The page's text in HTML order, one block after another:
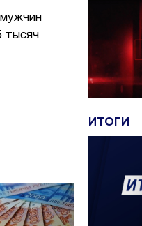
тысяч
ИТОГИ